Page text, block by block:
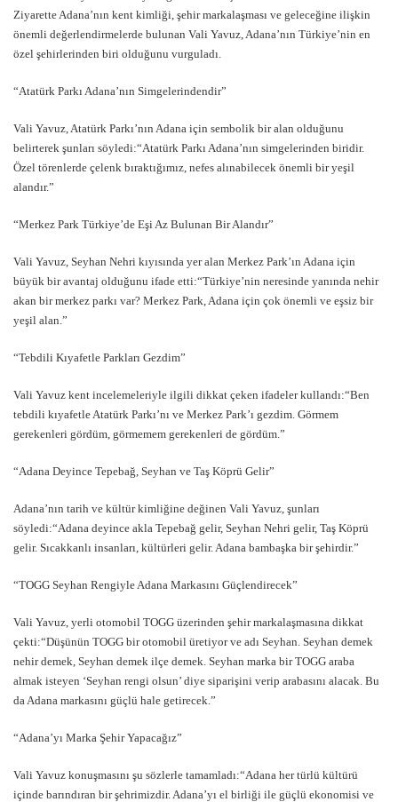
Ziyarette Adana’nın kent kimliği, şehir markalaşması ve geleceğine ilişkin
önemli değerlendirmelerde bulunan Vali Yavuz, Adana’nın Türkiye’nin en
özel şehirlerinden biri olduğunu vurguladı.
“Atatürk Parkı Adana’nın Simgelerindendir”
Vali Yavuz, Atatürk Parkı’nın Adana için sembolik bir alan olduğunu
belirterek şunları söyledi:“Atatürk Parkı Adana’nın simgelerinden biridir.
Özel törenlerde çelenk bıraktığımız, nefes alınabilecek önemli bir yeşil
alandır.”
“Merkez Park Türkiye’de Eşi Az Bulunan Bir Alandır”
Vali Yavuz, Seyhan Nehri kıyısında yer alan Merkez Park’ın Adana için
büyük bir avantaj olduğunu ifade etti:“Türkiye’nin neresinde yanında nehir
akan bir merkez parkı var? Merkez Park, Adana için çok önemli ve eşsiz bir
yeşil alan.”
“Tebdili Kıyafetle Parkları Gezdim”
Vali Yavuz kent incelemeleriyle ilgili dikkat çeken ifadeler kullandı:“Ben
tebdili kıyafetle Atatürk Parkı’nı ve Merkez Park’ı gezdim. Görmem
gerekenleri gördüm, görmemem gerekenleri de gördüm.”
“Adana Deyince Tepebağ, Seyhan ve Taş Köprü Gelir”
Adana’nın tarih ve kültür kimliğine değinen Vali Yavuz, şunları
söyledi:“Adana deyince akla Tepebağ gelir, Seyhan Nehri gelir, Taş Köprü
gelir. Sıcakkanlı insanları, kültürleri gelir. Adana bambaşka bir şehirdir.”
“TOGG Seyhan Rengiyle Adana Markasını Güçlendirecek”
Vali Yavuz, yerli otomobil TOGG üzerinden şehir markalaşmasına dikkat
çekti:“Düşünün TOGG bir otomobil üretiyor ve adı Seyhan. Seyhan demek
nehir demek, Seyhan demek ilçe demek. Seyhan marka bir TOGG araba
almak isteyen ‘Seyhan rengi olsun’ diye siparişini verip arabasını alacak. Bu
da Adana markasını güçlü hale getirecek.”
“Adana’yı Marka Şehir Yapacağız”
Vali Yavuz konuşmasını şu sözlerle tamamladı:“Adana her türlü kültürü
içinde barındıran bir şehrimizdir. Adana’yı el birliği ile güçlü ekonomisi ve